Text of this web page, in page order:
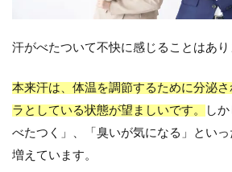
汗がべたついて不快に感じることはあり
本来汗は、体温を調節するために分泌
ラとしている状態が望ましいです。
し
べたつく」、「臭いが気になる」とい
増えています。